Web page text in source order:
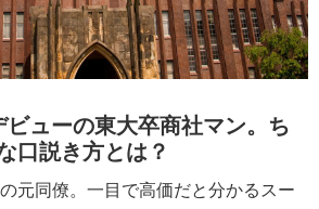
ューの東大卒商社マン。ち
口説き方とは？
元同僚。一目で高価だと分かるスー